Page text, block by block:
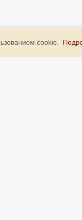
cookie.